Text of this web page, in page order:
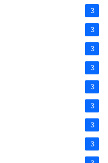
3
3
3
3
3
3
3
3